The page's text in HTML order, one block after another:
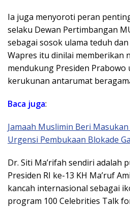
Ia juga menyoroti peran
selaku Dewan Pertimbangan
sebagai sosok ulama teduh
Wapres itu dinilai memberikan
mendukung Presiden
kerukunan antarumat
Baca juga:
Jamaah Muslimin Beri
Urgensi Pembukaan Blokade
Dr. Siti Ma’rifah sendiri adalah
Presiden RI ke-13 KH Ma’ruf
kancah internasional sebagai
program 100 Celebrities Talk